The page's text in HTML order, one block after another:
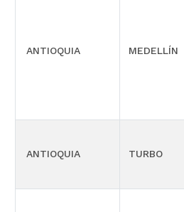
ANTIOQUIA MEDELLÍN
ANTIOQUIA TURBO